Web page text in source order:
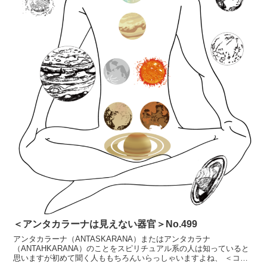
＜アンタカラーナは見えない器官＞No.499
アンタカラーナ（ANTASKARANA）またはアンタカラナ
（ANTAHKARANA）のことをスピリチュアル系の人は知っていると
思いますが初めて聞く人ももちろんいらっしゃいますよね、 ＜コロ